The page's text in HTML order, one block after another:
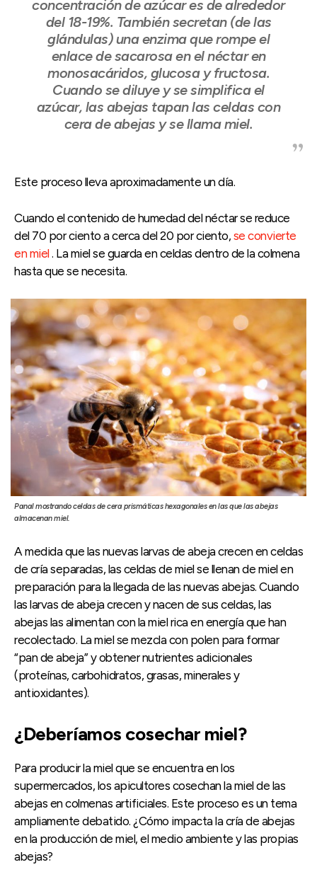
concentración de azúcar es de alrededor
del 18-19%. También secretan (de las
glándulas) una enzima que rompe el
enlace de sacarosa en el néctar en
monosacáridos, glucosa y fructosa.
Cuando se diluye y se simplifica el
azúcar, las abejas tapan las celdas con
cera de abejas y se llama miel.
Este proceso lleva aproximadamente un día.
Cuando el contenido de humedad del néctar se reduce
del 70 por ciento a cerca del 20 por ciento, se convierte
en miel . La miel se guarda en celdas dentro de la colmena
hasta que se necesita.
Panal mostrando celdas de cera prismáticas hexagonales en las que las abejas
almacenan miel.
A medida que las nuevas larvas de abeja crecen en celdas
de cría separadas, las celdas de miel se llenan de miel en
preparación para la llegada de las nuevas abejas. Cuando
las larvas de abeja crecen y nacen de sus celdas, las
abejas las alimentan con la miel rica en energía que han
recolectado. La miel se mezcla con polen para formar
“pan de abeja” y obtener nutrientes adicionales
(proteínas, carbohidratos, grasas, minerales y
antioxidantes).
¿Deberíamos cosechar miel?
Para producir la miel que se encuentra en los
supermercados, los apicultores cosechan la miel de las
abejas en colmenas artificiales. Este proceso es un tema
ampliamente debatido. ¿Cómo impacta la cría de abejas
en la producción de miel, el medio ambiente y las propias
abejas?